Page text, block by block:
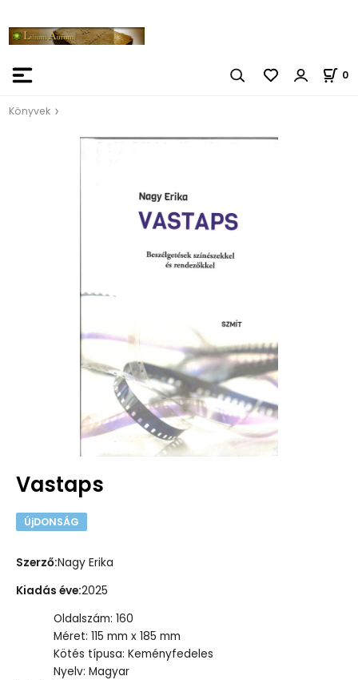
0
Könyvek
Vastaps
ÚjDONSÁG
Szerző:Nagy Erika
Kiadás éve:2025
Oldalszám: 160
Méret: 115 mm x 185 mm
Kötés típusa: Keményfedeles
Nyelv: Magyar